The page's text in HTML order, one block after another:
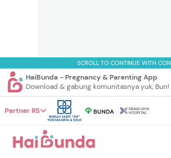
SCROLL TO CONTINUE WITH
HaiBunda - Pregnancy & Parenting App
Download & gabung komunitasnya yuk, Bun!
Partner RS